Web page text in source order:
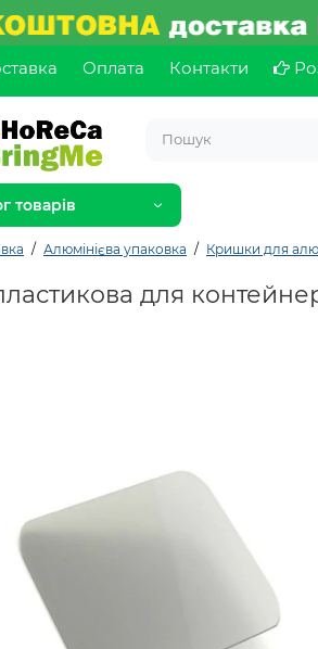
Оплата Контакти
товарів
Алюмінієва упаковка Кришки для
для